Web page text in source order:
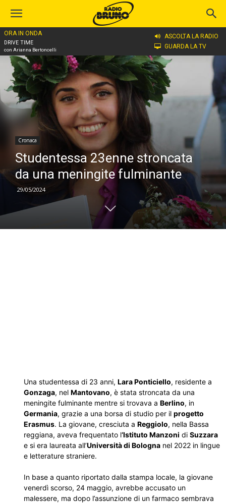
ORA IN ONDA
DRIVE TIME
con Arianna Bertoncelli
ASCOLTA LA RADIO
GUARDA LA TV
Home
Cronaca
Studentessa 23enne stroncata
da una meningite fulminante
29/05/2024
Una studentessa di 23 anni, Lara Ponticiello, residente a
Gonzaga, nel Mantovano, è stata stroncata da una
meningite fulminante mentre si trovava a Berlino, in
Germania, grazie a una borsa di studio per il progetto
Erasmus. La giovane, cresciuta a Reggiolo, nella Bassa
reggiana, aveva frequentato l‘Istituto Manzoni di Suzzara
e si era laureata all’Università di Bologna nel 2022 in lingue
e letterature straniere.
In base a quanto riportato dalla stampa locale, la giovane
venerdì scorso, 24 maggio, avrebbe accusato un
malessere, ma dopo l’assunzione di un farmaco sembrava